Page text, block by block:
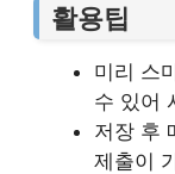
활용팁
미리 스
수 있어
저장 후
제출이